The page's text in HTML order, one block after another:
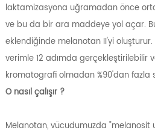
laktamizasyona uğramadan önce
ve bu da bir ara maddeye yol açar.
eklendiğinde melanotan II'yi oluşturur.
verimle 12 adımda gerçekleştirilebilir
kromatografi olmadan %90'dan fazla
O nasıl çalışır ?
Melanotan, vücudumuzda "melanosit